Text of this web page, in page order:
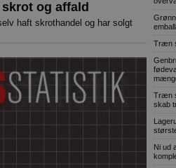
og affald
haft skrothandel og har solgt
Træn
Træn
skab
Ni ud